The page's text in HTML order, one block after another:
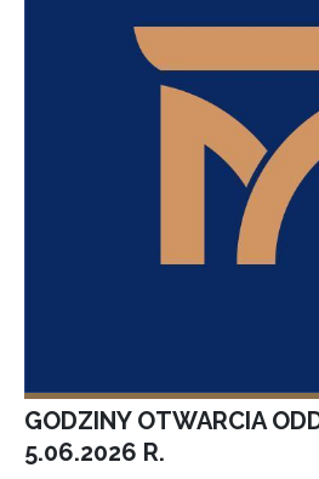
GODZINY OTWARCIA
5.06.2026 R.